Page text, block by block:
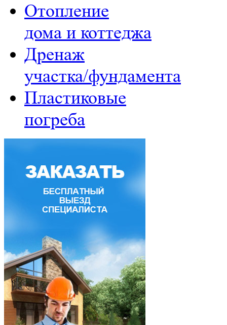
Отопление
дома и коттеджа
Дренаж
участка/фундамента
Пластиковые
погреба